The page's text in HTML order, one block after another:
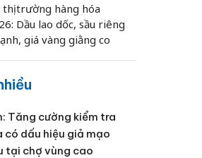
thị trường hàng hóa
Dầu lao dốc, sầu riêng
giá vàng giằng co
Tăng cường kiểm tra
có dấu hiệu giả mạo
tại chợ vùng cao